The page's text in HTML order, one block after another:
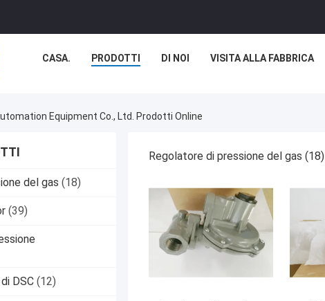
CASA. PRODOTTI DI NOI VISITA ALLA FABBRICA
Equipment Co., Ltd. Prodotti Online
del gas (18)
(39)
DSC (12)
Regolatore di pressione del gas (18)